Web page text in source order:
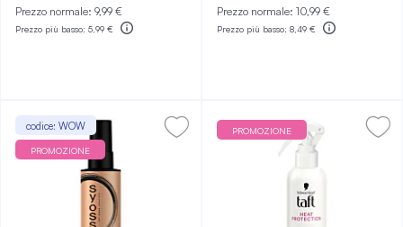
Prezzo normale: 9,99 €
Prezzo più basso: 5,99 €
Prezzo normale: 10,99 €
Prezzo più basso: 8,49 €
codice: WOW
PROMOZIONE
PROMOZIONE